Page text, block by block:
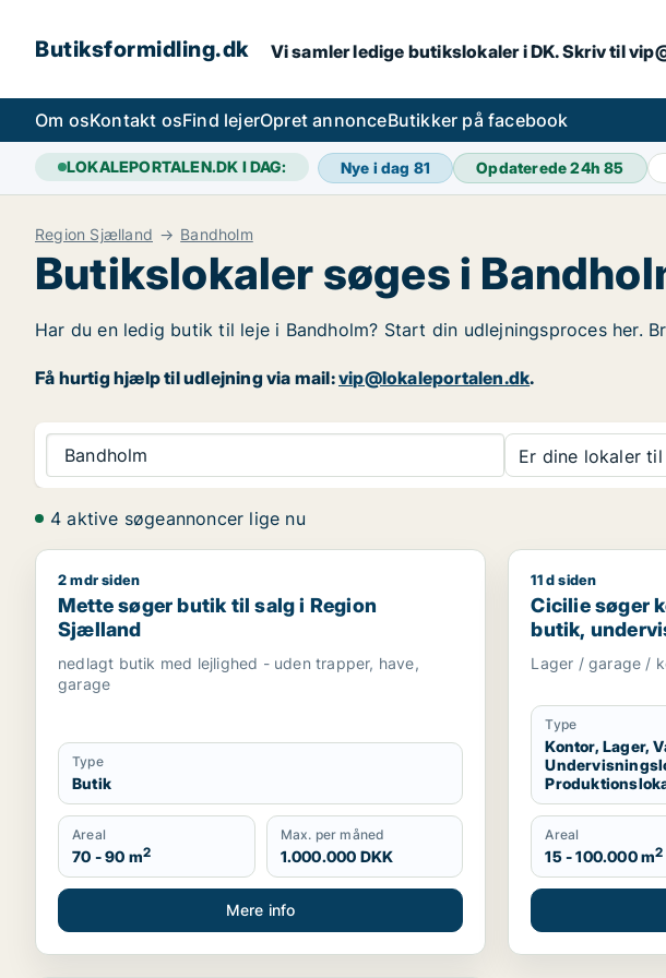
Butiksformidling.dk Vi samler ledige butikslokaler i DK. Skriv til
Om osKontakt osFind lejerOpret annonceButikker på facebook
LOKALEPORTALEN.DK I DAG: Nye i dag 81 Opdaterede 24h85
Region Sjælland Bandholm
Butikslokaler søges i
Har du en ledig butik til leje i Bandholm? Start din udlejningsproces her.
Få hurtig hjælp til udlejning via mail:vip@lokaleportalen.dk.
Bandholm Er dine lokaler
4 aktive søgeannoncer lige nu
Mette søger butik til salg i Region Sjælland
2 mdr siden
Mette søger butik til salg i Region
Sjælland
nedlagt butik med lejlighed - uden trapper, have,
garage
Type
Butik
Areal
70 - 90 m2
Max. per måned
1.000.000 DKK
Mere info
Cicilie søger
11 d siden
Cicilie søger
butik,
garage til
Nordsjælland
Lager / garage /
Type
Kontor, Lager,
Areal
15 - 100.000 m2